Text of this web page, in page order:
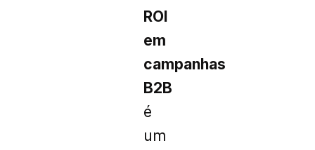
ROI
em
campanhas
B2B
é
um